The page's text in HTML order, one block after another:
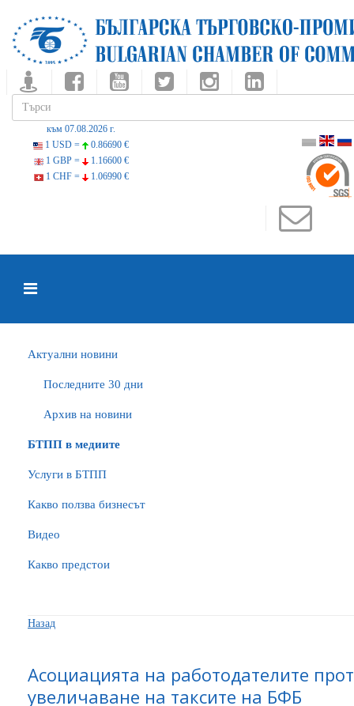
към 07.08.2026 г.
1 USD =
0.86690 €
1 GBP =
1.16600 €
1 CHF =
1.06990 €
Актуални новини
Последните 30 дни
Архив на новини
БTПП в медиите
Услуги в БТПП
Какво ползва бизнесът
Видео
Какво предстои
Назад
Асоциацията на работодателите
увеличаване на таксите на БФБ